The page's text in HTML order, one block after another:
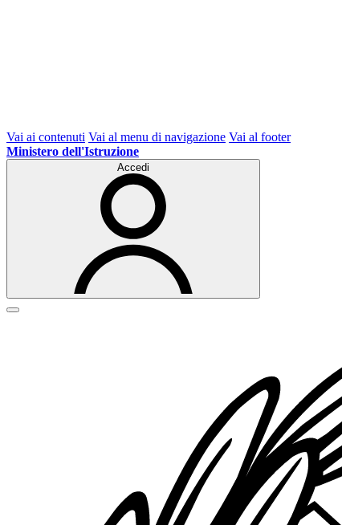
Vai ai contenuti Vai al menu di navigazione Vai al footer
Ministero dell'Istruzione
Accedi